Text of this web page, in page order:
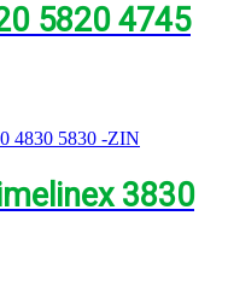
5820 4745
3830